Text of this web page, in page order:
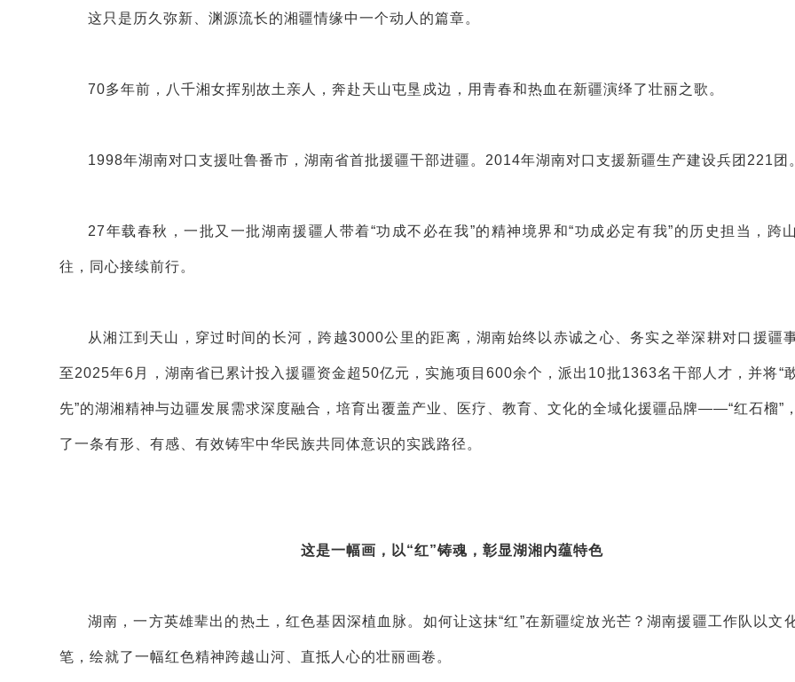
这只是历久弥新、渊源流长的湘疆情缘中一个动人的篇章。
70多年前，八千湘女挥别故土亲人，奔赴天山屯垦戍边，用青春和热血在新疆演绎了壮丽之歌。
1998年湖南对口支援吐鲁番市，湖南省首批援疆干部进疆。2014年湖南对口支援新疆生产建设兵团221团
27年载春秋，一批又一批湖南援疆人带着“功成不必在我”的精神境界和“功成必定有我”的历史担当，跨
往，同心接续前行。
从湘江到天山，穿过时间的长河，跨越3000公里的距离，湖南始终以赤诚之心、务实之举深耕对口援疆
至2025年6月，湖南省已累计投入援疆资金超50亿元，实施项目600余个，派出10批1363名干部人才，并将“
先”的湖湘精神与边疆发展需求深度融合，培育出覆盖产业、医疗、教育、文化的全域化援疆品牌——“红石榴”
了一条有形、有感、有效铸牢中华民族共同体意识的实践路径。
这是一幅画， 以“红”铸魂，彰显湖湘内蕴特色
湖南，一方英雄辈出的热土，红色基因深植血脉。如何让这抹“红”在新疆绽放光芒？湖南援疆工作队以文
笔，绘就了一幅红色精神跨越山河、直抵人心的壮丽画卷。